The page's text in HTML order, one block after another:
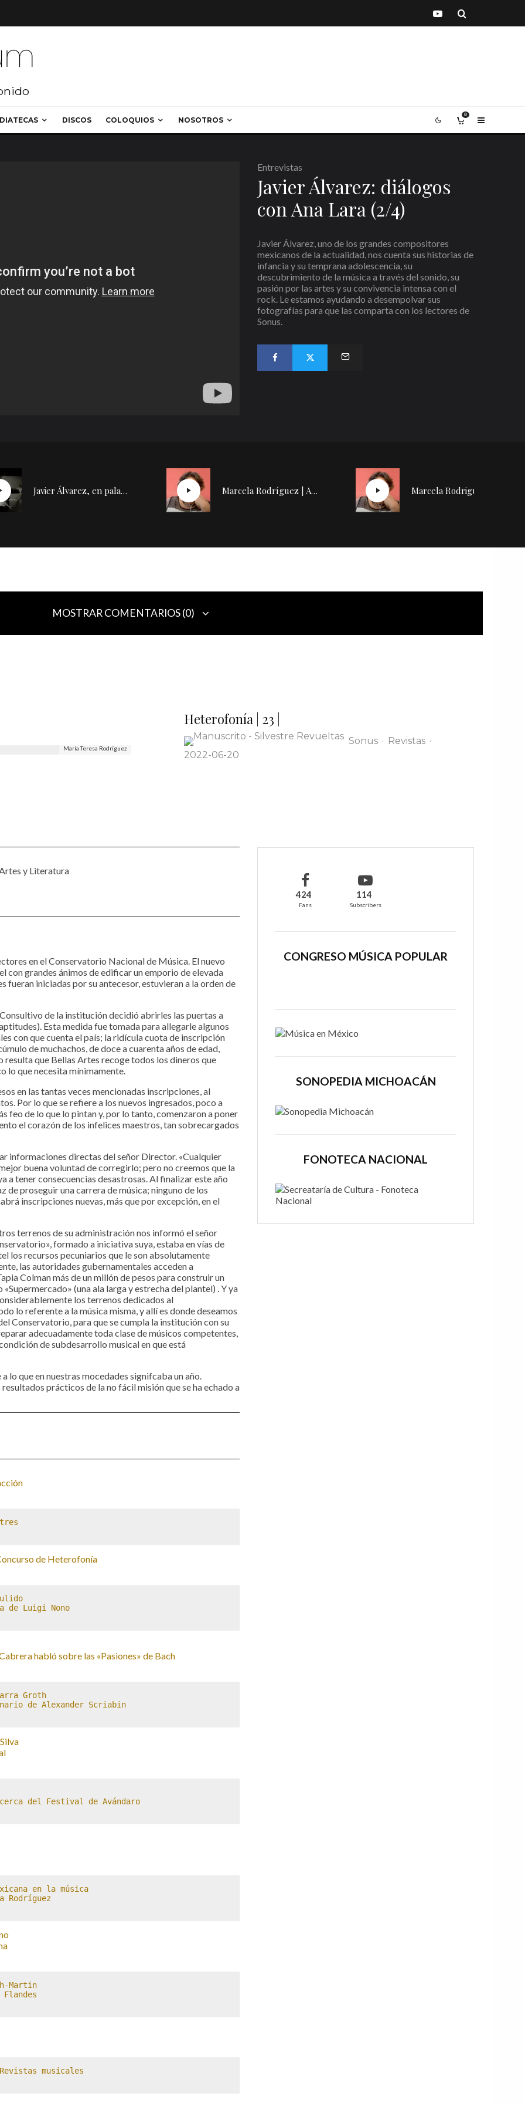
DISCOS COLOQUIOS NOSOTROS
0
Entrevistas
Javier Álvarez: diálogos
con Ana Lara (2/4)
Javier Álvarez, uno de los grandes compositores
mexicanos de la actualidad, nos cuenta sus historias de
infancia y su temprana adolescencia, su
descubrimiento de la música a través del sonido, su
pasión por las artes y su convivencia intensa con el
rock. Le estamos ayudando a desempolvar sus
fotografías para que las comparta con los lectores de
Sonus.
Javier Álvarez, en palabras de Díazmuñoz | Conversación con Silvia de la Cueva (1) Marcela Rodríguez | Ana Lara: Conversación (2/2)
MOSTRAR COMENTARIOS (0)
María Teresa Rodríguez
Heterofonía | 23 |
Sonus · Revistas ·
2022-06-20
y Literatura
en el Conservatorio Nacional de Música. El nuevo
con grandes ánimos de edificar un emporio de elevada
fueran iniciadas por su antecesor, estuvieran a la orden de
de la institución decidió abrirles las puertas a
Esta medida fue tomada para allegarle algunos
con que cuenta el país; la ridícula cuota de inscripción
de muchachos, de doce a cuarenta años de edad,
resulta que Bellas Artes recoge todos los dineros que
lo que necesita mínimamente.
en las tantas veces mencionadas inscripciones, al
Por lo que se refiere a los nuevos ingresados, poco a
feo de lo que lo pintan y, por lo tanto, comenzaron a poner
el corazón de los infelices maestros, tan sobrecargados
informaciones directas del señor Director. «Cualquier
buena voluntad de corregirlo; pero no creemos que la
a tener consecuencias desastrosas. Al finalizar este año
de proseguir una carrera de música; ninguno de los
inscripciones nuevas, más que por excepción, en el
terrenos de su administración nos informó el señor
formado a iniciativa suya, estaba en vías de
los recursos pecuniarios que le son absolutamente
las autoridades gubernamentales acceden a
Colman más de un millón de pesos para construir un
(una ala larga y estrecha del plantel) . Y ya
los terrenos dedicados al
lo referente a la música misma, y allí es donde deseamos
Conservatorio, para que se cumpla la institución con su
adecuadamente toda clase de músicos competentes,
de subdesarrollo musical en que está
lo que en nuestras mocedades signifcaba un año.
prácticos de la no fácil misión que se ha echado a
de Heterofonía
de Luigi Nono
habló sobre las «Pasiones» de Bach
Groth
de Alexander Scriabin
del Festival de Avándaro
en la música
Rodríguez
Martin
musicales
424
Fans
114
Subscribers
CONGRESO MÚSICA POPULAR
SONOPEDIA MICHOACÁN
FONOTECA NACIONAL